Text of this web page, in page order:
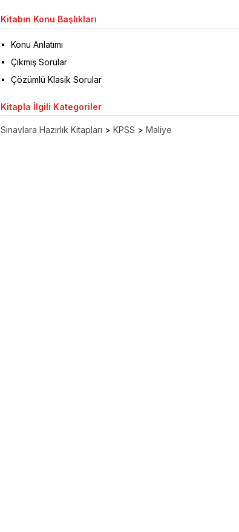
Kitabın Konu Başlıkları
Konu Anlatımı
Çıkmış Sorular
Çözümlü Klasik Sorular
Kitapla İlgili Kategoriler
Sınavlara Hazırlık Kitapları > KPSS > Maliye